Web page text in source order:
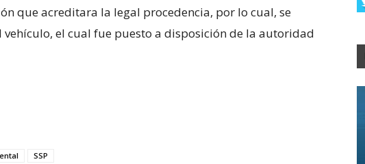
que acreditara la legal procedencia, por lo cual, se
el cual fue puesto a disposición de la autoridad
SSP